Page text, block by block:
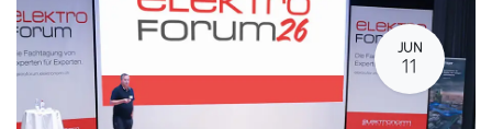
JUN
11